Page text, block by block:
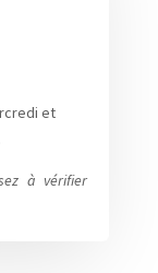
et
à vérifier